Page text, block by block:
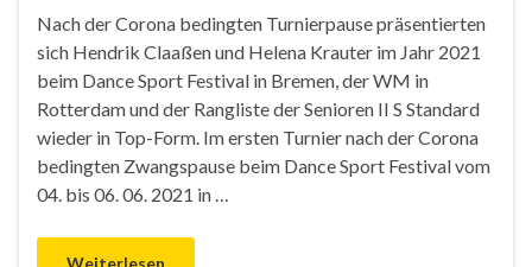
Nach der Corona bedingten Turnierpause präsentierten
sich Hendrik Claaßen und Helena Krauter im Jahr 2021
beim Dance Sport Festival in Bremen, der WM in
Rotterdam und der Rangliste der Senioren II S Standard
wieder in Top-Form. Im ersten Turnier nach der Corona
bedingten Zwangspause beim Dance Sport Festival vom
04. bis 06. 06. 2021 in …
Weiterlesen